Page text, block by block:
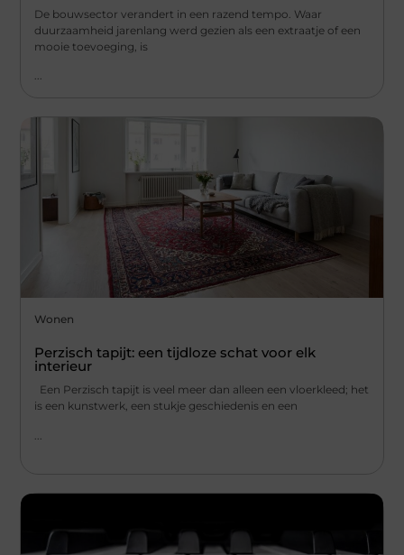
De bouwsector verandert in een razend tempo. Waar
duurzaamheid jarenlang werd gezien als een extraatje of een
mooie toevoeging, is
...
Wonen
Perzisch tapijt: een tijdloze schat voor elk
interieur
Een Perzisch tapijt is veel meer dan alleen een vloerkleed; het
is een kunstwerk, een stukje geschiedenis en een